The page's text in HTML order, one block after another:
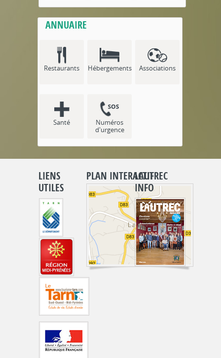
ANNUAIRE
Restaurants Hébergements Associations
Santé
Numéros
d'urgence
LIENS
UTILES
PLAN INTERACTIF
LAUTREC
INFO